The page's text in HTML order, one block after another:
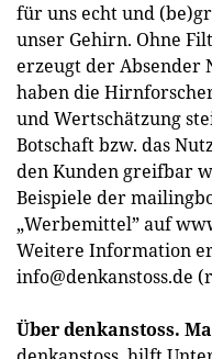
für uns echt und
unser Gehirn. Ohne
erzeugt der Absender
haben die
und Wertschätzung
Botschaft bzw. das
den Kunden greifbar
Beispiele der
„Werbemittel” auf
Weitere Information
info@denkanstoss.de
Über denkanstoss.